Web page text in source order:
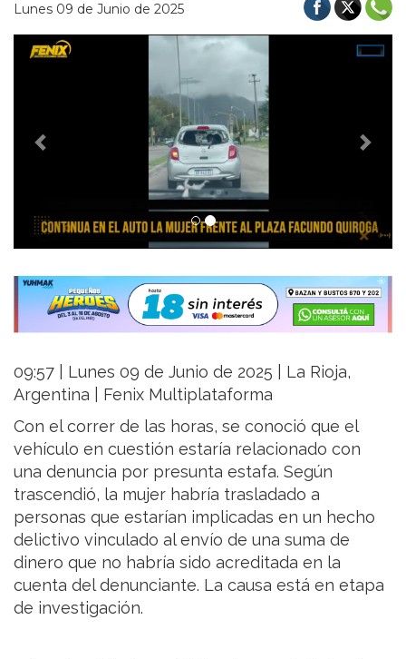
Lunes 09 de Junio de 2025
Previous Next
09:57 | Lunes 09 de Junio de 2025 | La Rioja,
Argentina | Fenix Multiplataforma
Con el correr de las horas, se conoció que el
vehículo en cuestión estaría relacionado con
una denuncia por presunta estafa. Según
trascendió, la mujer habría trasladado a
personas que estarían implicadas en un hecho
delictivo vinculado al envío de una suma de
dinero que no habría sido acreditada en la
cuenta del denunciante. La causa está en etapa
de investigación.